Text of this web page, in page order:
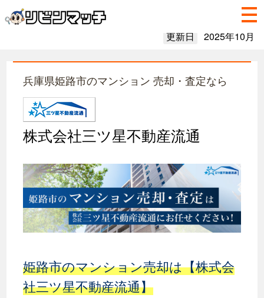
更新日 2025年10月
兵庫県姫路市のマンション 売却・査定なら
株式会社三ツ星不動産流通
姫路市のマンション売却は【株式会
社三ツ星不動産流通】